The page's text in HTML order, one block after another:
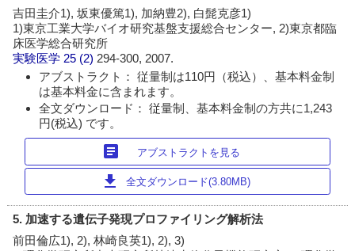
吉田圭介1), 坂東優篤1), 加納豊2), 白髭克彦1)
1)東京工業大学バイオ研究基盤支援総合センター, 2)東京都臨
床医学総合研究所
実験医学 25 (2) 294-300, 2007.
アブストラクト： 従量制は110円（税込）、基本料金制
は基本料金に含まれます。
全文ダウンロード： 従量制、基本料金制の方共に1,243
円(税込) です。
article アブストラクトを見る
download 全文ダウンロード(3.80MB)
5. 加速する遺伝子発現プロファイリング解析法
前田倫広1), 2), 林崎良英1), 2), 3)